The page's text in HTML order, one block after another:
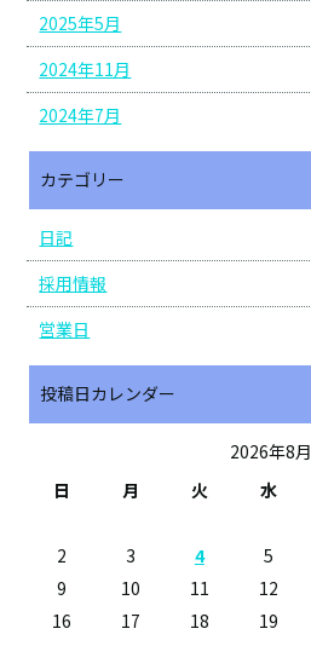
2025年5月
2024年11月
2024年7月
カテゴリー
日記
採用情報
営業日
投稿日カレンダー
2026年8月
日
月 火 水
2
3 4 5
9
10 11 12
16
17 18 19